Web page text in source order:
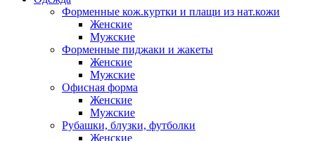
Форменные кож.куртки и плащи из нат.кожи
Женские
Мужские
Форменные пиджаки и жакеты
Женские
Мужские
Офисная форма
Женские
Мужские
Рубашки, блузки, футболки
Женские